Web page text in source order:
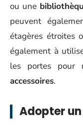
ou une
peuvent
étagères étroites
également à
les portes pour
accessoires.
Adopter